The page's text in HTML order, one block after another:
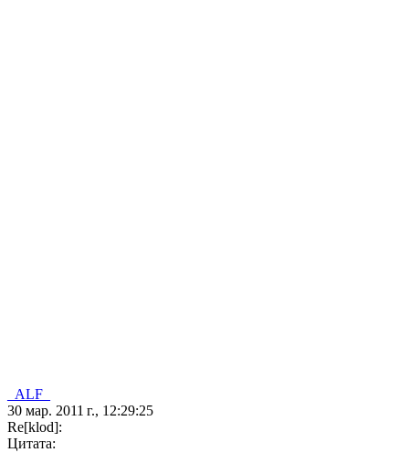
_ALF_
30 мар. 2011 г., 12:29:25
Re[klod]:
Цитата: